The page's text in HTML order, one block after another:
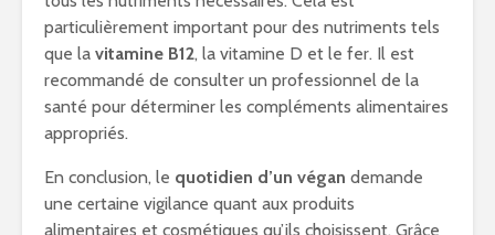
particulièrement important pour des nutriments tels
que la vitamine B12, la vitamine D et le fer. Il est
recommandé de consulter un professionnel de la
santé pour déterminer les compléments alimentaires
appropriés.
En conclusion, le quotidien d’un végan demande
une certaine vigilance quant aux produits
alimentaires et cosmétiques qu’ils choisissent. Grâce